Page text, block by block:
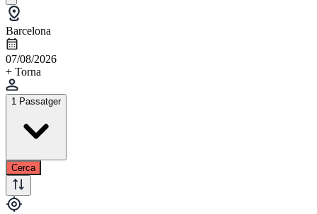
Barcelona
07/08/2026
+ Torna
1 Passatger
Cerca